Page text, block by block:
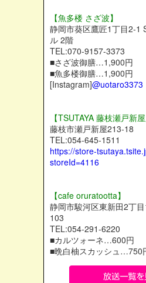
【魚多楼 さざ波】
静岡市葵区鷹匠1丁目2-1
ル 2階
TEL:070-9157-3373
■さざ波御膳…1,900円
■魚多楼御膳…1,900円
[Instagram]@uotaro3373
【TSUTAYA 藤枝瀬戸新屋
藤枝市瀬戸新屋213-18
TEL:054-645-1511
https://store-
storeId=4116
【cafe oruratootta】
静岡市駿河区東新田2丁
103
TEL:054-291-6220
■カルツォーネ…600円
■晩白柚スカッシュ…750